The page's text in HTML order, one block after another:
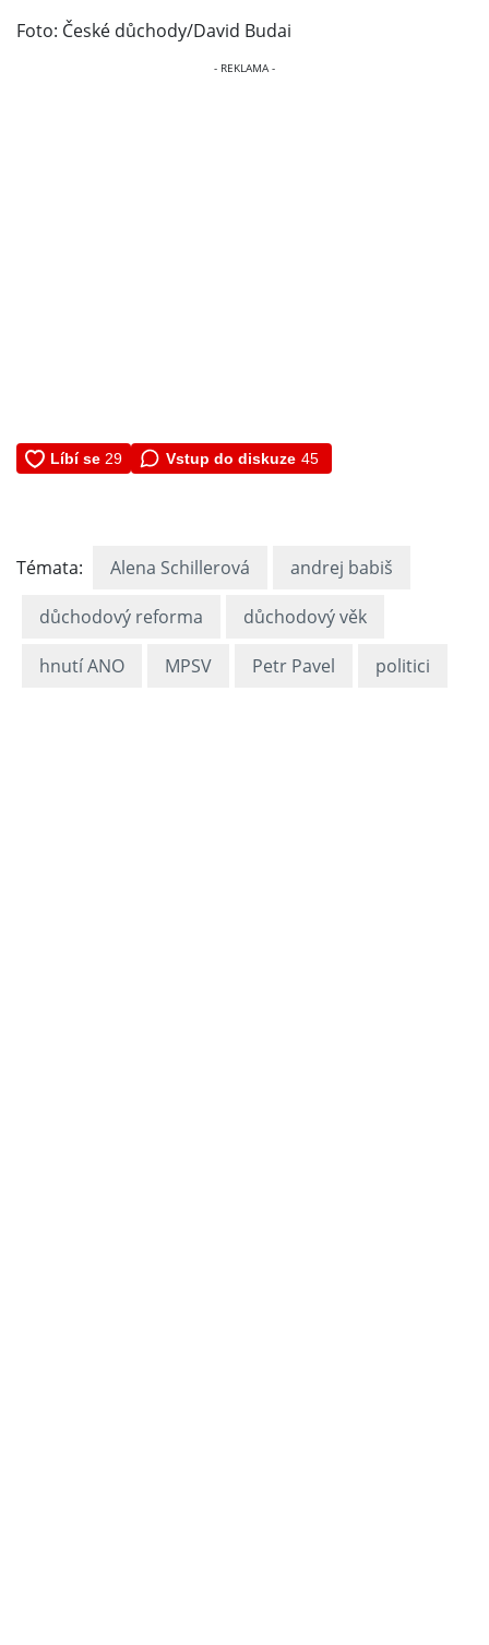
Foto: České důchody/David Budai
Vstup do diskuze 45
Témata: Alena Schillerová andrej babiš
důchodový reforma důchodový věk
hnutí ANO MPSV Petr Pavel politici